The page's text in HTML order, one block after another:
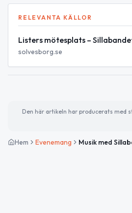
RELEVANTA KÄLLOR
Listers mötesplats –
solvesborg.se
Den här artikeln har producerats med
Hem Evenemang